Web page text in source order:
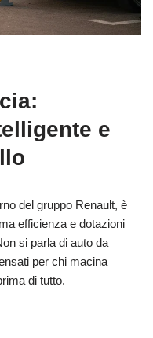
e
del gruppo Renault, è
efficienza e dotazioni
si parla di auto da
per chi macina
di tutto.